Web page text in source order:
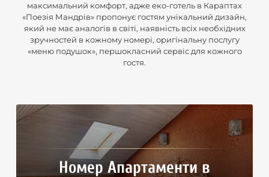
максимальний комфорт, адже еко-готель в Караптах
«Поезія Мандрів» пропонує гостям унікальний дизайн,
який не має аналогів в світі, наявність всіх необхідних
зручностей в кожному номері, оригінальну послугу
«меню подушок», першокласний сервіс для кожного
гостя.